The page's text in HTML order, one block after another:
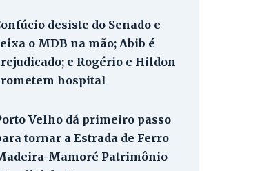
desiste do Senado e
o MDB na mão; Abib é
e Rogério e Hildon
hospital
Velho dá primeiro passo
tornar a Estrada de Ferro
Mamoré Patrimônio